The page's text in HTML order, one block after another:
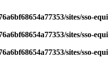
sites/sso-
sites/sso-
sites/sso-